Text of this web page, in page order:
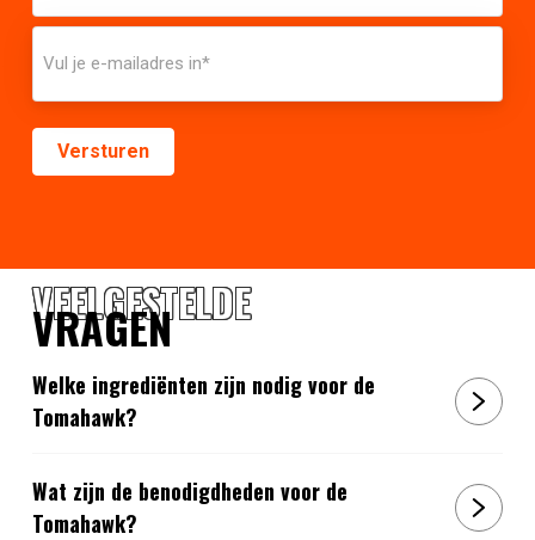
VEELGESTELDE
VRAGEN
Welke ingrediënten zijn nodig voor de
Tomahawk?
Wat zijn de benodigdheden voor de
Tomahawk?